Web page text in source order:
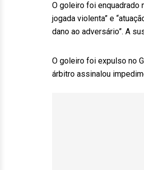
O goleiro foi enquadrado
jogada violenta” e
dano ao adversário”. A
O goleiro foi expulso no
árbitro assinalou